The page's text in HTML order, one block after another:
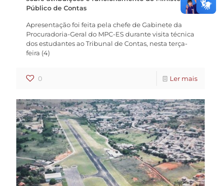
Público de Contas
Apresentação foi feita pela chefe de Gabinete da
Procuradoria-Geral do MPC-ES durante visita técnica
dos estudantes ao Tribunal de Contas, nesta terça-
feira (4)
0 Ler mais